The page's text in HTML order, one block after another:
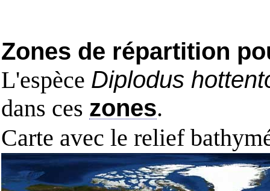
Zones de répartition
L'espèce Diplodus
dans ces zones.
Carte avec le relief